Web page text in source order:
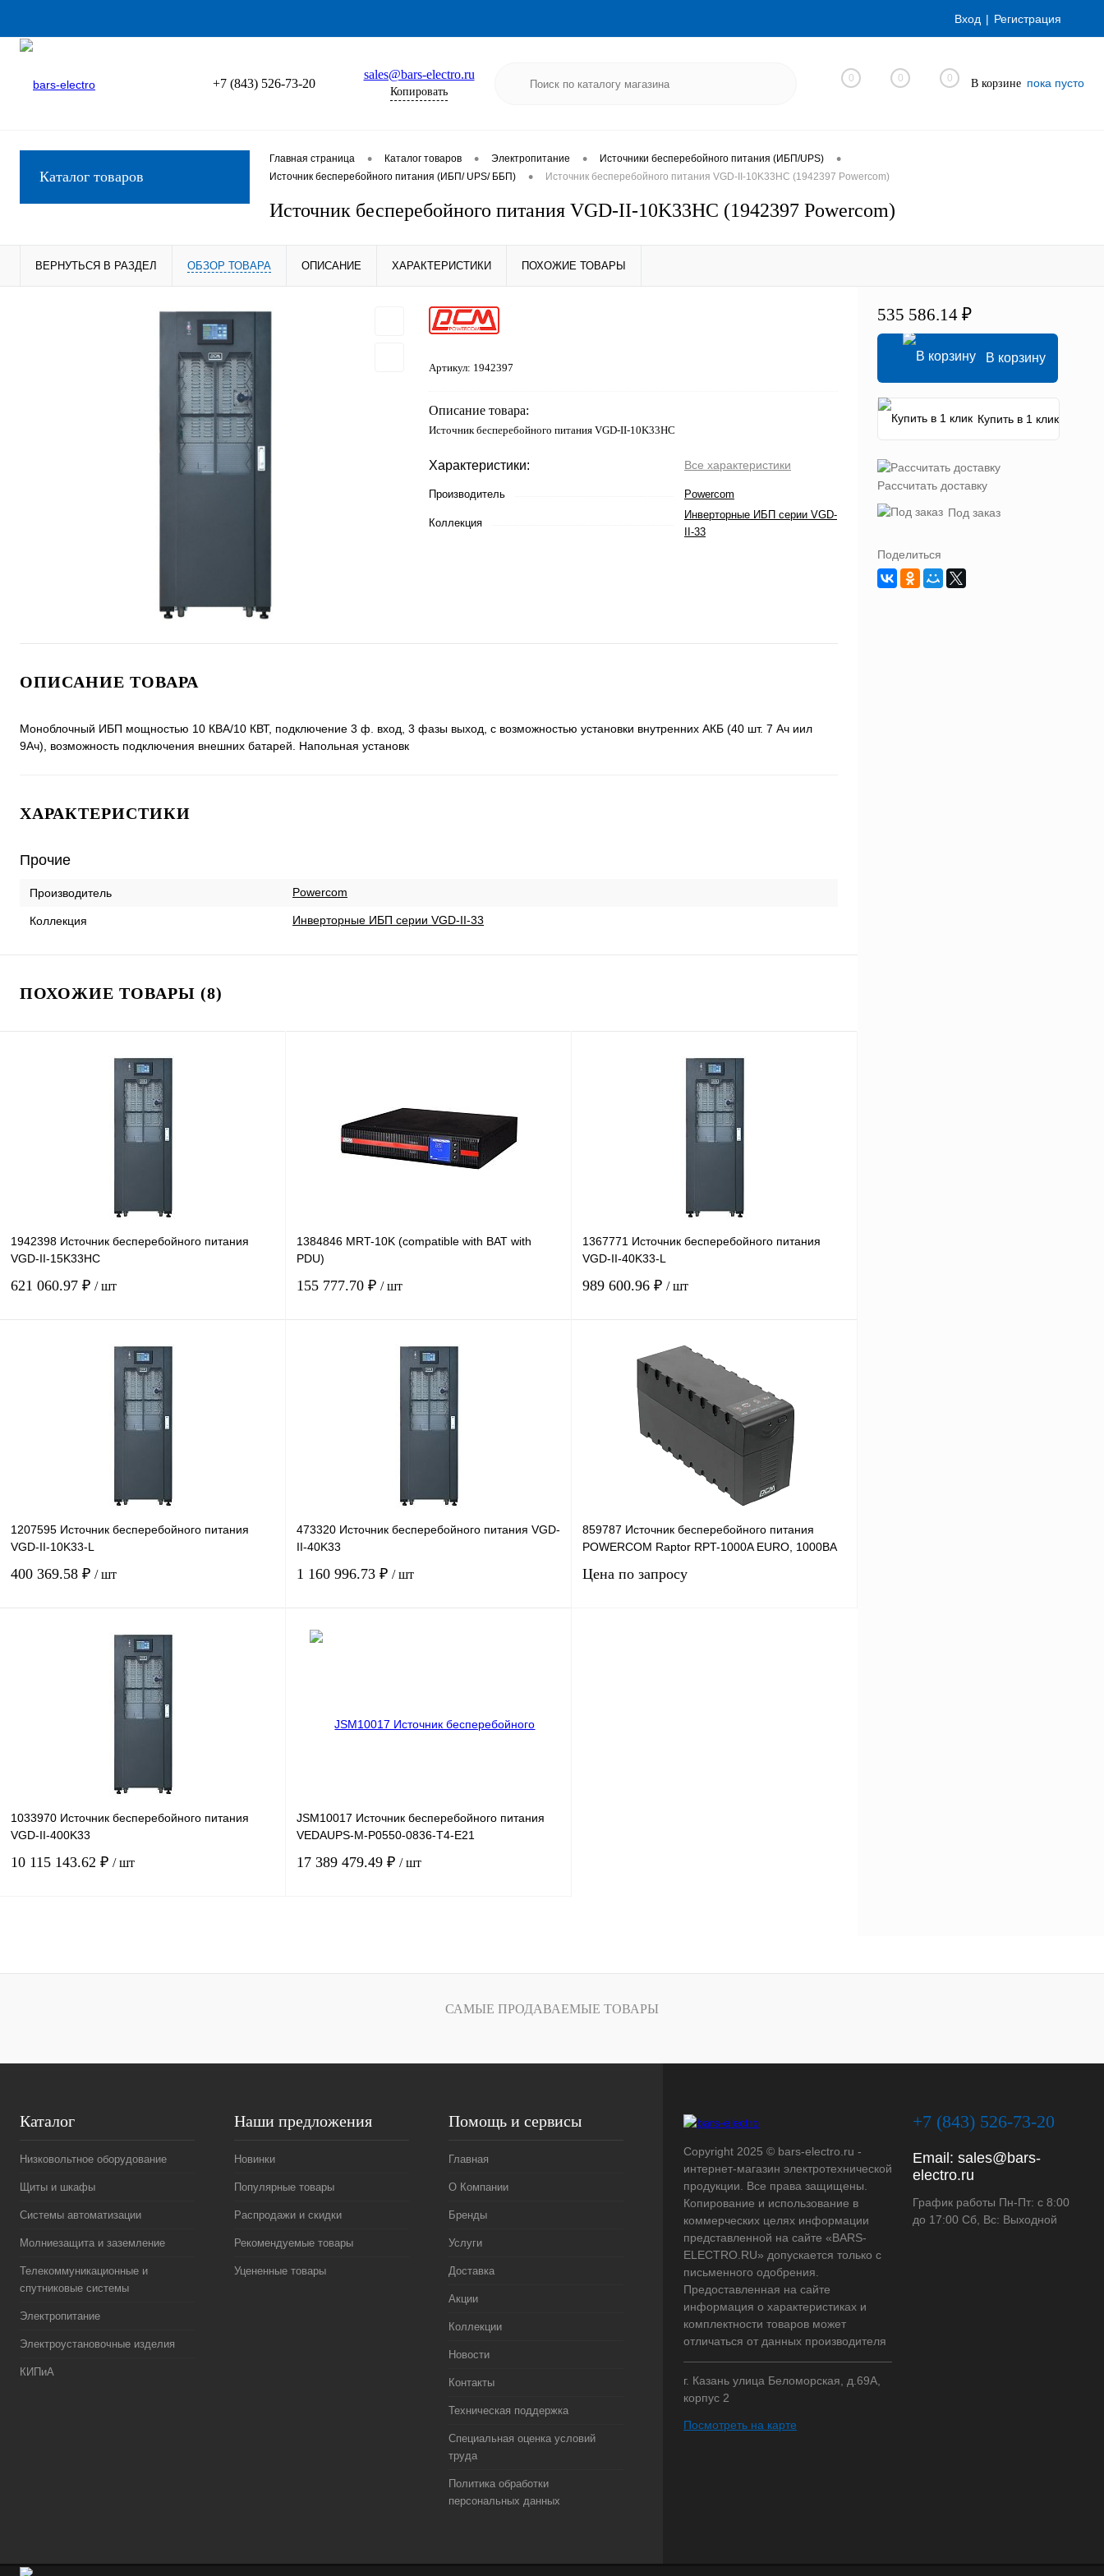
Вход Регистрация
+7 (843) 526-73-20
sales@bars-electro.ru
Копировать
0 0 0 В корзине пока пусто
Каталог товаров
Главная страница • Каталог товаров • Электропитание • Источники бесперебойного питания (ИБП/UPS) •
Источник бесперебойного питания (ИБП/ UPS/ ББП) • Источник бесперебойного питания VGD-II-10K33HС (1942397 Powercom)
Источник бесперебойного питания VGD-II-10K33HС (1942397 Powercom)
ВЕРНУТЬСЯ В РАЗДЕЛ ОБЗОР ТОВАРА ОПИСАНИЕ ХАРАКТЕРИСТИКИ ПОХОЖИЕ ТОВАРЫ
Артикул: 1942397
Описание товара:
Источник бесперебойного питания VGD-II-10K33HС
Характеристики: Все характеристики
Производитель Powercom
Коллекция
Инверторные ИБП серии VGD-
II-33
ОПИСАНИЕ ТОВАРА
Моноблочный ИБП мощностью 10 КВА/10 КВТ, подключение 3 ф. вход, 3 фазы выход, с возможностью установки внутренних АКБ (40 шт. 7 Ач иил
9Ач), возможность подключения внешних батарей. Напольная установк
ХАРАКТЕРИСТИКИ
Прочие
Производитель Powercom
Коллекция Инверторные ИБП серии VGD-II-33
ПОХОЖИЕ ТОВАРЫ (8)
1942398 Источник бесперебойного питания
VGD-II-15K33HС
621 060.97 ₽ / шт
Сравнение
Под заказ
1384846 MRT-10K (compatible with BAT with
PDU)
155 777.70 ₽ / шт
Сравнение
Под заказ
1367771 Источник бесперебойного питания
VGD-II-40K33-L
989 600.96 ₽ / шт
Купить в 1 клик Сравнение
В избранное Под заказ
1207595 Источник бесперебойного питания
VGD-II-10K33-L
400 369.58 ₽ / шт
Сравнение
Под заказ
473320 Источник бесперебойного питания VGD-
II-40K33
1 160 996.73 ₽ / шт
859787 Источник бесперебойного питания
POWERCOM Raptor RPT-1000A EURO, 1000ВA
Цена по запросу
1033970 Источник бесперебойного питания
VGD-II-400K33
10 115 143.62 ₽ / шт
Купить в 1 клик Сравнение
JSM10017 Источник бесперебойного питания
VEDAUPS-M-P0550-0836-T4-E21
17 389 479.49 ₽ / шт
Купить в 1 клик Сравнение
535 586.14 ₽
В корзину
Купить в 1 клик
Рассчитать доставку
Под заказ
Поделиться
САМЫЕ ПРОДАВАЕМЫЕ ТОВАРЫ
Каталог
Низковольтное оборудование
Щиты и шкафы
Системы автоматизации
Молниезащита и заземление
Телекоммуникационные и
спутниковые системы
Электропитание
Электроустановочные изделия
КИПиА
Наши предложения
Новинки
Популярные товары
Распродажи и скидки
Рекомендуемые товары
Уцененные товары
Помощь и сервисы
Главная
О Компании
Бренды
Услуги
Доставка
Акции
Коллекции
Новости
Контакты
Техническая поддержка
Специальная оценка условий
труда
Политика обработки
персональных данных
Copyright 2025 © bars-electro.ru -
интернет-магазин электротехнической
продукции. Все права защищены.
Копирование и использование в
коммерческих целях информации
представленной на сайте «BARS-
ELECTRO.RU» допускается только с
письменного одобрения.
Предоставленная на сайте
информация о характеристиках и
комплектности товаров может
отличаться от данных производителя
г. Казань улица Беломорская, д.69А,
корпус 2
Посмотреть на карте
+7 (843) 526-73-20
Email: sales@bars-
electro.ru
График работы Пн-Пт: с 8:00
до 17:00 Сб, Вс: Выходной